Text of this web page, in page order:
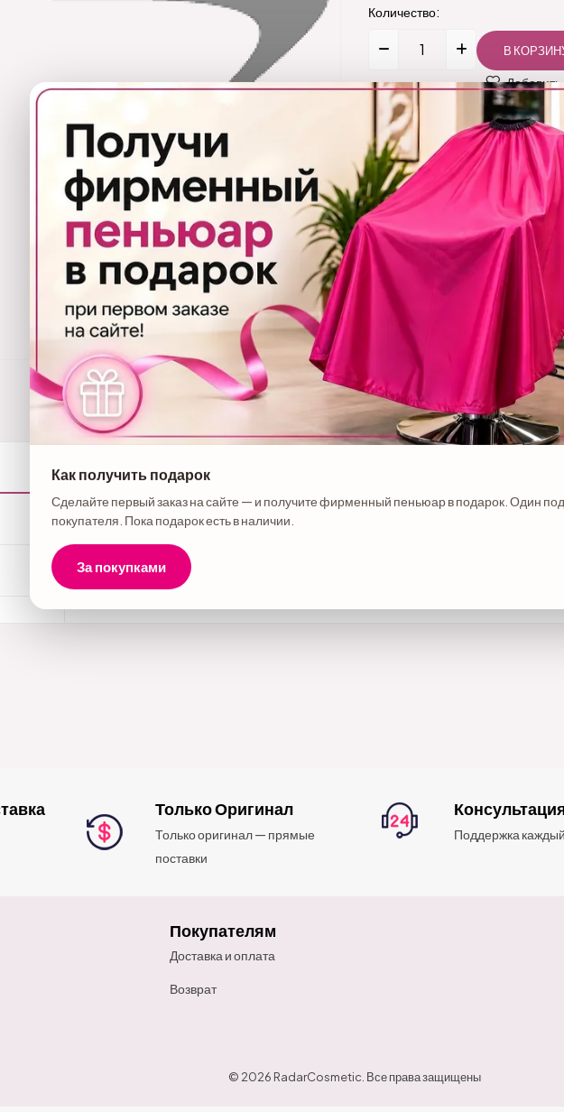
Количество:
Добавить
Описание товара
Миксер электрический ручной, пурпурный
Только Оригинал
Только оригинал — прямые
поставки
Поддержка
Покупателям
Доставка и оплата
Возврат
© 2026 RadarCosmetic. Все права защищены
Как получить подарок
Сделайте первый заказ на сайте — и получите фирменный пеньюар в подарок. Один
покупателя. Пока подарок есть в наличии.
За покупками